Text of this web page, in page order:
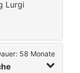
Lurgi
58 Monate